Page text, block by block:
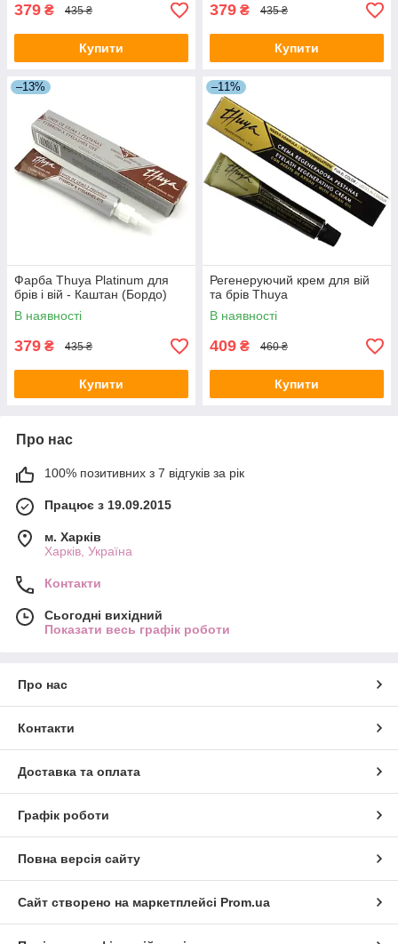
379 ₴ 435 ₴
Купити
379 ₴ 435 ₴
Купити
–13%
Фарба Thuya Platinum для
брів і вій - Каштан (Бордо)
В наявності
379 ₴ 435 ₴
Купити
–11%
Регенеруючий крем для вій
та брів Thuya
В наявності
409 ₴ 460 ₴
Купити
Про нас
100% позитивних з 7 відгуків за рік
Працює з 19.09.2015
м. Харків
Харків, Україна
Контакти
Сьогодні вихідний
Показати весь графік роботи
Про нас
Контакти
Доставка та оплата
Графік роботи
Повна версія сайту
Сайт створено на маркетплейсі Prom.ua